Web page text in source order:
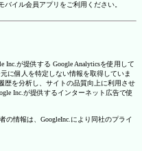
イル会員アプリをご利用ください。
Inc.が提供する Google Analyticsを使用して
に個人を特定しない情報を取得していま
歴を分析し、サイトの品質向上に利用させ
Inc.が提供するインターネット広告で使
の情報は、GoogleInc.により同社のプライ